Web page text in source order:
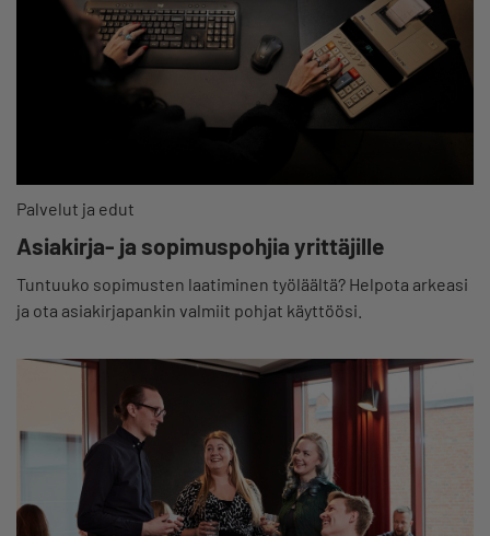
Palvelut ja edut
Asiakirja- ja sopimuspohjia yrittäjille
Tuntuuko sopimusten laatiminen työläältä? Helpota arkeasi
ja ota asiakirjapankin valmiit pohjat käyttöösi.